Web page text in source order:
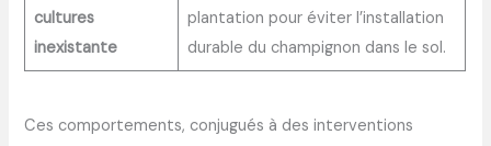
cultures
inexistante
plantation pour éviter l’installation
durable du champignon dans le sol.
Ces comportements, conjugués à des interventions